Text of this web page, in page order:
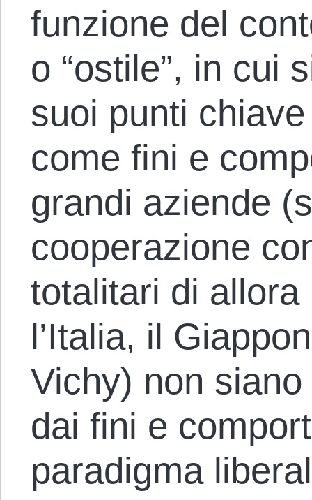
funzione del
o “ostile”, in cui
suoi punti
come fini e
grandi aziende
cooperazione
totalitari di
l’Italia, il
Vichy) non
dai fini e
paradigma